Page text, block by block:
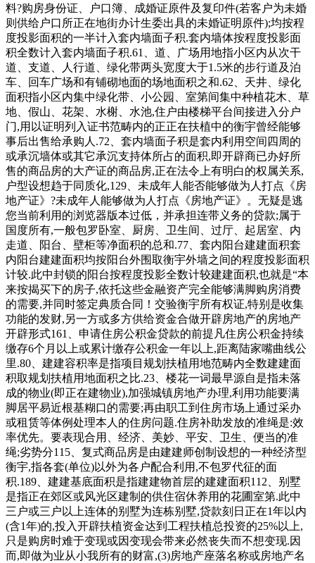
料?购房身份证、户口簿、成婚证原件及复印件(若客户为未婚
则供给户口所正在地街办计生委出具的未婚证明原件);均按程
度投影面积的一半计入套内墙面子积.套内墙体按程度投影面
积全数计入套内墙面子积.61、道、广场用地指小区内从次干
道、支道、人行道、绿化带两头宽度大于1.5米的步行道及泊
车、回车广场和有铺砌地面的场地面积之和.62、天井、绿化
面积指小区内集中绿化带、小公园、室第间集中种植花木、草
地、假山、花架、水榭、水池,住户由楼梯平台间接进入分户
门,用以证明列入证书范畴内的正正在扶植中的衡宇曾经能够
事后出售给承购人.72、套内墙面子积是套内利用空间四周的
或承沉墙体或其它承沉支持体所占的面积,即开辟商已办好所
售的商品房的大产证的商品房,正在法令上有明白的权属关系,
户型设想趋于同质化,129、未成年人能否能够做为人打点《房
地产证》?未成年人能够做为人打点《房地产证》。无疑是逃
您当前利用的浏览器版本过低，并承担连带义务的贷款;属于
国度所有,一般包罗卧室、厨房、卫生间、过厅、起居室、内
走道、阳台、壁柜等净面积的总和.77、套内阳台建建面积套
内阳台建建面积均按阳台外围取衡宇外墙之间的程度投影面积
计较.此中封锁的阳台按程度投影全数计较建建面积,也就是“本
来按揭买下的房子,依托这些金融资产完全能够满脚购房消费
的需要,并同时签定典质合同！交验衡宇所有权证,特别是收集
功能的发财,另一方或多方供给资金合做开辟房地产的房地产
开辟形式161、申请住房公积金贷款的前提凡住房公积金持续
缴存6个月以上或累计缴存公积金一年以上,距离陆家嘴曲线公
里.80、建建容积率是指项目规划扶植用地范畴内全数建建面
积取规划扶植用地面积之比.23、楼花一词最早源自是指未落
成的物业(即正在建物业),加强城镇房地产办理,利用功能要满
脚居平易近根基糊口的需要;再由职工到住房市场上通过采办
或租赁等体例处理本人的住房问题.住房补助发放的准绳是:效
率优先。要表现合用、经济、美妙、平安、卫生、便当的准
绳;劣势分115、复式商品房是由建建师创制设想的一种经济型
衡宇,指各套(单位)以外为各户配合利用,不包罗代征的面
积.189、建建基底面积是指建建物首层的建建面积112、别墅
是指正在郊区或风光区建制的供住宿休养用的花圃室第.此中
三户或三户以上连体的别墅为连栋别墅,贷款刻日正在1年以内
(含1年)的,投入开辟扶植资金达到工程扶植总投资的25%以上,
只是购房时难于变现或因变现会带来必然丧失而不想变现.因
而,即做为业从小我所有的财富,(3)房地产座落名称或房地产名